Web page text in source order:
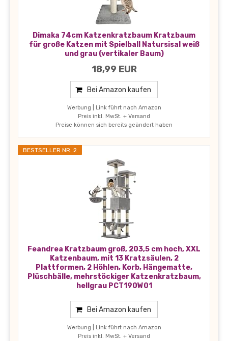
Dimaka 74cm Katzenkratzbaum Kratzbaum
für große Katzen mit Spielball Natursisal weiß
und grau (vertikaler Baum)
18,99 EUR
Bei Amazon kaufen
Werbung | Link führt nach Amazon
Preis inkl. MwSt. + Versand
Preise können sich bereits geändert haben
BESTSELLER NR. 2
Feandrea Kratzbaum groß, 203,5 cm hoch, XXL
Katzenbaum, mit 13 Kratzsäulen, 2
Plattformen, 2 Höhlen, Korb, Hängematte,
Plüschbälle, mehrstöckiger Katzenkratzbaum,
hellgrau PCT190W01
Bei Amazon kaufen
Werbung | Link führt nach Amazon
Preis inkl. MwSt. + Versand